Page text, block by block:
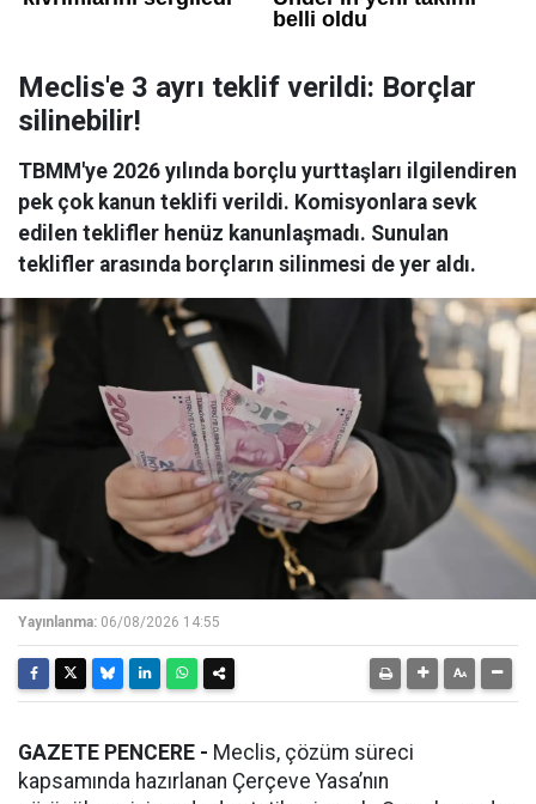
Meclis'e 3 ayrı teklif verildi: Borçlar
silinebilir!
TBMM'ye 2026 yılında borçlu yurttaşları ilgilendiren
pek çok kanun teklifi verildi. Komisyonlara sevk
edilen teklifler henüz kanunlaşmadı. Sunulan
teklifler arasında borçların silinmesi de yer aldı.
Yayınlanma: 06/08/2026 14:55
GAZETE PENCERE - Meclis, çözüm süreci
kapsamında hazırlanan Çerçeve Yasa’nın